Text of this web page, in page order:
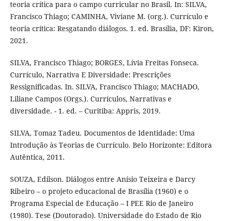
teoria crítica para o campo curricular no Brasil. In: SILVA,
Francisco Thiago; CAMINHA, Viviane M. (org.). Currículo e
teoria crítica: Resgatando diálogos. 1. ed. Brasília, DF: Kiron,
2021.
SILVA, Francisco Thiago; BORGES, Lívia Freitas Fonseca.
Currículo, Narrativa E Diversidade: Prescrições
Ressignificadas. In. SILVA, Francisco Thiago; MACHADO,
Liliane Campos (Orgs.). Currículos, Narrativas e
diversidade. - 1. ed. – Curitiba: Appris, 2019.
SILVA, Tomaz Tadeu. Documentos de Identidade: Uma
Introdução às Teorias de Currículo. Belo Horizonte: Editora
Autêntica, 2011.
SOUZA, Edilson. Diálogos entre Anísio Teixeira e Darcy
Ribeiro – o projeto educacional de Brasília (1960) e o
Programa Especial de Educação – I PEE Rio de Janeiro
(1980). Tese (Doutorado). Universidade do Estado de Rio